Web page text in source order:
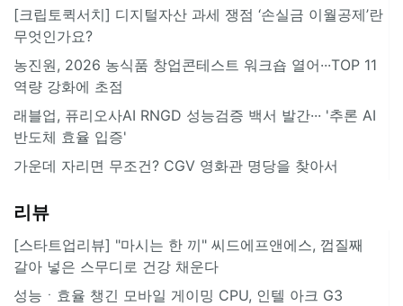
[크립토퀵서치] 디지털자산 과세 쟁점 ‘손실금 이월공제’란
무엇인가요?
농진원, 2026 농식품 창업콘테스트 워크숍 열어···TOP 11
역량 강화에 초점
래블업, 퓨리오사AI RNGD 성능검증 백서 발간··· '추론 AI
반도체 효율 입증'
가운데 자리면 무조건? CGV 영화관 명당을 찾아서
리뷰
[스타트업리뷰] "마시는 한 끼" 씨드에프앤에스, 껍질째
갈아 넣은 스무디로 건강 채운다
성능ㆍ효율 챙긴 모바일 게이밍 CPU, 인텔 아크 G3